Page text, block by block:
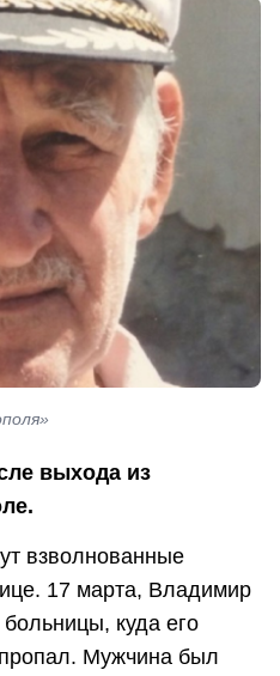
выхода из
взволнованные
17 марта, Владимир
куда его
Мужчина был